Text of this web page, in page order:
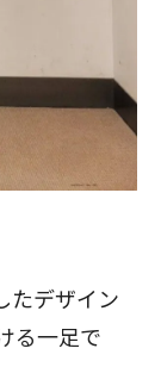
たデザイン
る一足で